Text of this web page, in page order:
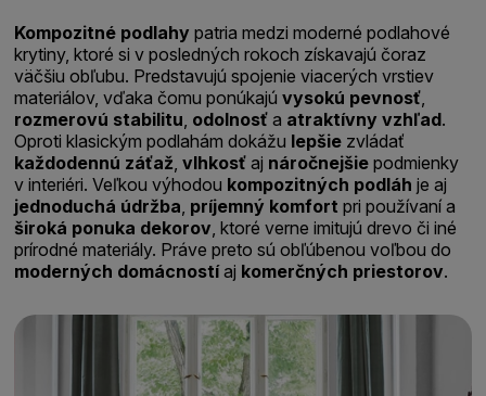
Kompozitné podlahy patria medzi moderné podlahové
krytiny, ktoré si v posledných rokoch získavajú čoraz
väčšiu obľubu. Predstavujú spojenie viacerých vrstiev
materiálov, vďaka čomu ponúkajúvysokú pevnosť
rozmerovú stabilitu odolnosť a atraktívny vzhľad.
Oproti klasickým podlahám dokážu lepšie zvládať
každodennú záťaž ,vlhkosť aj náročnejšie podmienky
v interiéri. Veľkou výhodou kompozitných podláh je aj
jednoduchá údržba príjemný komfort pri používaní a
široká ponuka dekorov , ktoré verne imitujú drevo či iné
prírodné materiály. Práve preto sú obľúbenou voľbou do
moderných domácnostíaj komerčných priestorov.